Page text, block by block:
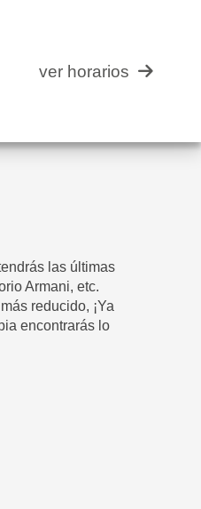
horarios
ver horarios
las últimas
Armani, etc.
reducido, ¡Ya
encontrarás lo